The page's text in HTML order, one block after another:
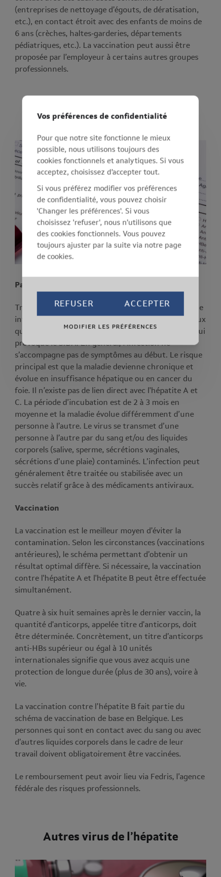
(entreprises de nettoyage d’égouts, de dératisation,
etc.), en contact étroit avec des enfants de moins de
6 ans (crèches, haltes‑garderies, départements
pédiatriques, etc.). La vaccination peut aussi être
proposée par l’employeur à certains autres groupes
professionnels.
Hépatite B
Pathologie
Très contagieux, le virus de l’hépatite B entraîne une
infection grave du foie. Il est 100 fois plus contagieux
que le virus de l’immunodéficience humaine (VIH) qui
provoque le SIDA. En général, l’infection ne
s’accompagne pas de symptômes au début. Le risque
principal est que la maladie devienne chronique et
évolue en insuffisance hépatique ou en cancer du
foie. Il n’existe pas de lien direct avec l'hépatite A et
C. La période d’incubation est de 2 à 3 mois en
moyenne et la maladie évolue différemment d’une
personne à l’autre. Le virus se transmet d’une
personne à l’autre par du sang et/ou des liquides
corporels (salive, sperme, sécrétions vaginales,
sécrétions d’une plaie) contaminés. L’infection peut
généralement être traitée ou stabilisée avec un
succès relatif grâce à des médicaments antiviraux.
Vaccination
La vaccination est le meilleur moyen d’éviter la
contamination. Selon les circonstances (vaccinations
antérieures), le schéma permettant d’obtenir un
résultat optimal diffère. Si nécessaire, la vaccination
contre l'hépatite A et l'hépatite B peut être effectuée
simultanément.
Quatre à six huit semaines après le dernier vaccin, la
quantité d'anticorps, appelée titre d'anticorps, doit
être déterminée. Concrètement, un titre d’anticorps
anti-HBs supérieur ou égal à 10 unités
internationales signifie que vous avez acquis une
protection de longue durée (plus de 30 ans), voire à
vie.
La vaccination contre l’hépatite B fait partie du
schéma de vaccination de base en Belgique. Les
personnes qui sont en contact avec du sang ou avec
d’autres liquides corporels dans le cadre de leur
travail doivent obligatoirement être vaccinées.
Le remboursement peut avoir lieu via Fedris, l’agence
fédérale des risques professionnels.
Autres virus de l’hépatite
Vos préférences de confidentialité
Pour que notre site fonctionne le mieux
possible, nous utilisons toujours des
cookies fonctionnels et analytiques. Si vous
acceptez, choisissez d’accepter tout.
Si vous préférez modifier vos préférences
de confidentialité, vous pouvez choisir
'Changer les préférences'. Si vous
choisissez 'refuser', nous n’utilisons que
des cookies fonctionnels. Vous pouvez
toujours ajuster par la suite via notre page
de cookies.
REFUSER ACCEPTER
MODIFIER LES PRÉFÉRENCES